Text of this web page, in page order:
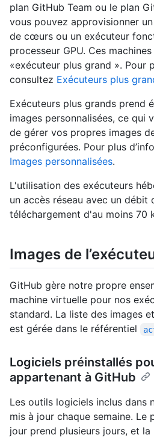
plan GitHub Team ou le plan
vous pouvez approvisionner
de cœurs ou un exécuteur
processeur GPU. Ces
«exécuteur plus grand ». Pour
consultez Exécuteurs plus
Exécuteurs plus grands prend
images personnalisées, ce qui
de gérer vos propres images
préconfigurées. Pour plus
Images personnalisées.
L'utilisation des exécuteurs
un accès réseau avec un débit
téléchargement d'au moins 70
Images de
GitHub gère notre propre
machine virtuelle pour nos
standard. La liste des images
est gérée dans le référentiel
Logiciels préinstallés
appartenant à GitHub
Les outils logiciels inclus dans
mis à jour chaque semaine. Le
jour prend plusieurs jours, et